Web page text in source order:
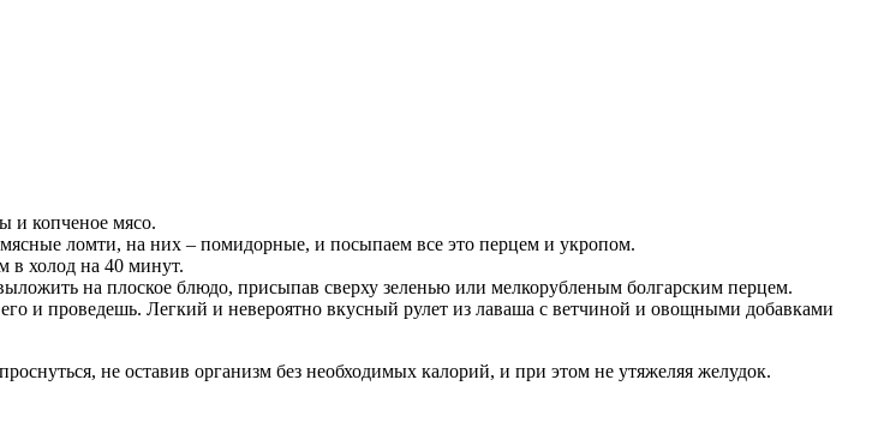
и копченое мясо.
ломти, на них – помидорные, и посыпаем все это перцем и укропом.
в холод на 40 минут.
на плоское блюдо, присыпав сверху зеленью или мелкорубленым болгарским перцем.
и проведешь. Легкий и невероятно вкусный рулет из лаваша с ветчиной и овощными добавками
не оставив организм без необходимых калорий, и при этом не утяжеляя желудок.